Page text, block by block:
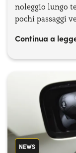
noleggio lungo
pochi passaggi
Continua a
NEWS